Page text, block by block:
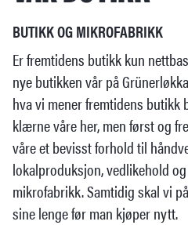
BUTIKK OG MIKROFABRIKK
Er fremtidens butikk kun
nye butikken vår på
hva vi mener fremtidens butikk
klærne våre her, men først og
våre et bevisst forhold til
lokalproduksjon, vedlikehold
mikrofabrikk. Samtidig skal vi
sine lenge før man kjøper nytt.